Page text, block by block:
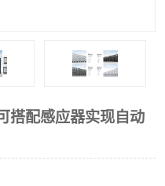
搭配感应器实现自动